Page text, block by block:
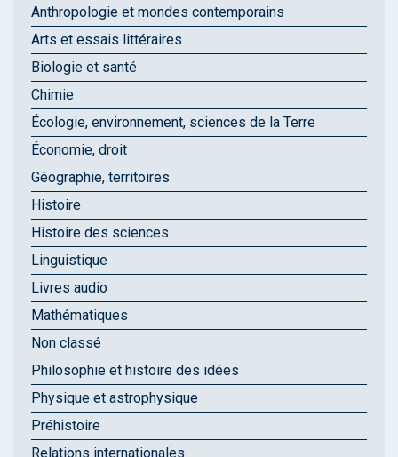
Anthropologie et mondes contemporains
Arts et essais littéraires
Biologie et santé
Chimie
Écologie, environnement, sciences de la Terre
Économie, droit
Géographie, territoires
Histoire
Histoire des sciences
Linguistique
Livres audio
Mathématiques
Non classé
Philosophie et histoire des idées
Physique et astrophysique
Préhistoire
Relations internationales